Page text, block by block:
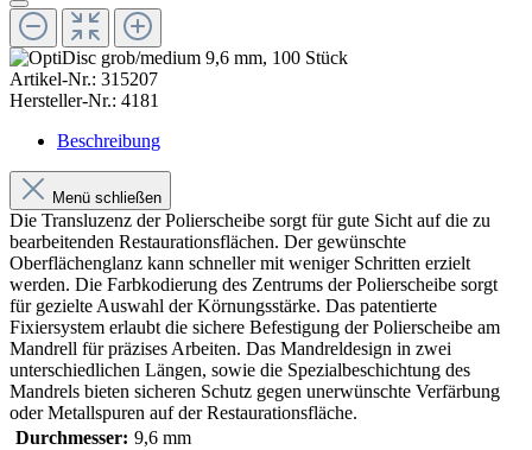
Artikel-Nr.: 315207
Hersteller-Nr.: 4181
Beschreibung
Menü schließen
Die Transluzenz der Polierscheibe sorgt für gute Sicht auf die zu
bearbeitenden Restaurationsflächen. Der gewünschte
Oberflächenglanz kann schneller mit weniger Schritten erzielt
werden. Die Farbkodierung des Zentrums der Polierscheibe sorgt
für gezielte Auswahl der Körnungsstärke. Das patentierte
Fixiersystem erlaubt die sichere Befestigung der Polierscheibe am
Mandrell für präzises Arbeiten. Das Mandreldesign in zwei
unterschiedlichen Längen, sowie die Spezialbeschichtung des
Mandrels bieten sicheren Schutz gegen unerwünschte Verfärbung
oder Metallspuren auf der Restaurationsfläche.
Durchmesser: 9,6 mm